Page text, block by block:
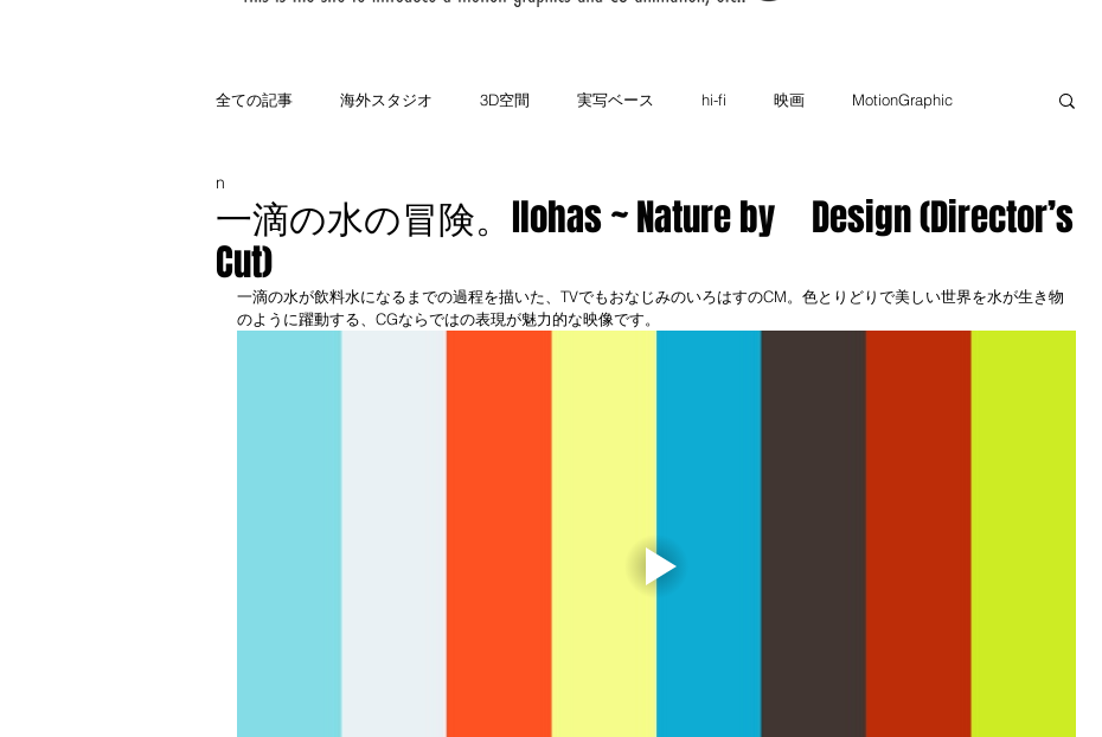
全ての記事 海外スタジオ 3D空間 実写ベース hi-fi 映画 MotionGraphic
カメラメーカー GoPro
一滴の水の冒険。Ilohas ~ Nature by Design (Director’s
Cut)
n
一滴の水が飲料水になるまでの過程を描いた、TVでもおなじみのいろはすのCM。色とりどりで美しい世界を水が生き物
のように躍動する、CGならではの表現が魅力的な映像です。